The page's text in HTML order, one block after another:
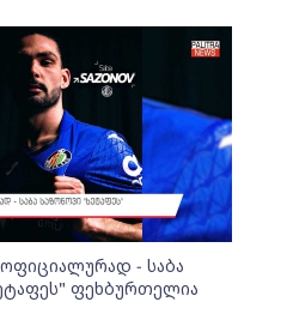
- საბა
ფეხბურთელია